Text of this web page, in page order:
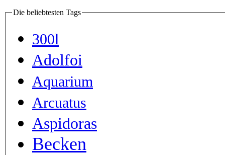
Die beliebtesten Tags
300l
Adolfoi
Aquarium
Arcuatus
Aspidoras
Becken